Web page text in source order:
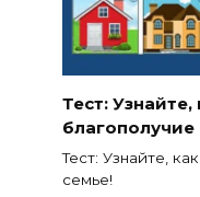
Тест:
благополучие
Тест: Узнайте,
семье!